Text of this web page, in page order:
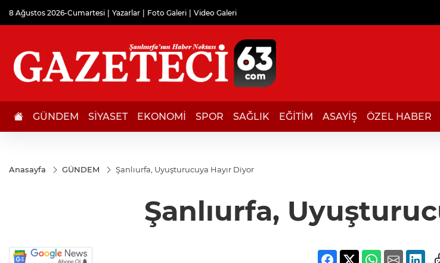
8 Ağustos 2026-Cumartesi Yazarlar Foto Galeri Video Galeri
GÜNDEM SİYASET EKONOMİ SPOR SAĞLIK EĞİTİM ASAYİŞ ÖZEL HABER
Anasayfa GÜNDEM Şanlıurfa, Uyuşturucuya Hayır Diyor
Şanlıurfa,